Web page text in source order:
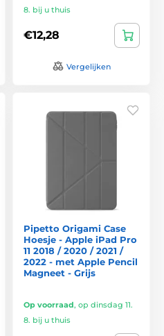
8. bij u thuis
€12,28
Vergelijken
Pipetto Origami Case
Hoesje - Apple iPad Pro
11 2018 / 2020 / 2021 /
2022 - met Apple Pencil
Magneet - Grijs
Op voorraad, op dinsdag 11.
8. bij u thuis